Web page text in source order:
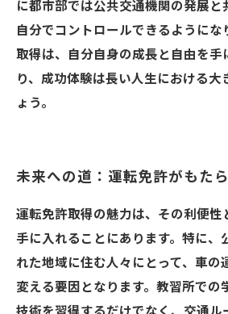
に都市部では公共交通機関の発展と
自分でコントロールできるようにな
取得は、自分自身の成長と自由を手
り、成功体験は長い人生における大
ょう。
未来への道：運転免許がもた
運転免許取得の魅力は、その利便性
手に入れることにあります。特に、
れた地域に住む人々にとって、車の
変える要因となります。教習所での